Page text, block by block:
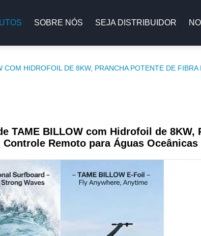
SOBRE NÓS SEJA DISTRIBUIDOR
HIDROFOIL DE 8KW, PRANCHA POTENTE DE
TAME BILLOW com Hidrofoil de 8KW,
Remoto para Águas Oceânicas